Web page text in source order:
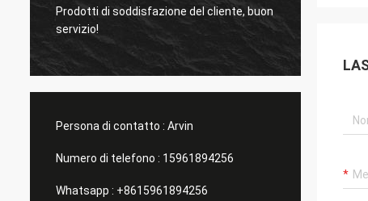
Prodotti di soddisfazione del cliente, buon
servizio!
Persona di contatto : Arvin
Numero di telefono : 15961894256
Whatsapp : +8615961894256